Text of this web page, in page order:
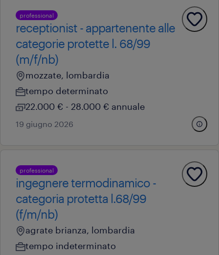
professional
receptionist - appartenente alle
categorie protette l. 68/99
(m/f/nb)
mozzate, lombardia
tempo determinato
22.000 € - 28.000 € annuale
19 giugno 2026
professional
ingegnere termodinamico -
categoria protetta l.68/99
(f/m/nb)
agrate brianza, lombardia
tempo indeterminato